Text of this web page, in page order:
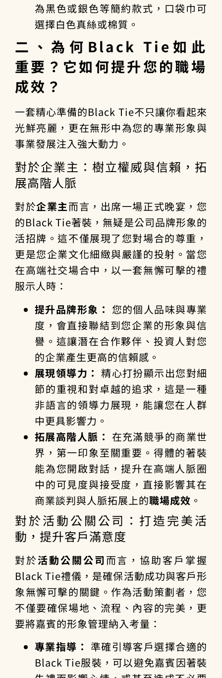
為黑色或銀色等簡約款式，口袋巾可
選擇白色真絲或棉質。
二、為何Black Tie如此
重要？它如何提升您的職場
成效？
一套精心準備的Black Tie不只讓你看起來
光鮮亮麗，更在無形中為您的專業形象與
事業發展注入強大動力。
對於企業主：樹立權威與信賴，拓
展高階人脈
對於企業主而言，出席一場正式晚宴，您
的Black Tie著裝，無疑是公司品牌形象的
活招牌。這不僅展現了您對場合的尊重，
更是您企業文化細緻與嚴謹的投射。當您
在高端社交場合中，以一套無懈可擊的禮
服示人時：
提升品牌形象： 您的個人品味與專業
度，會直接聯結到您企業的形象與信
譽。這讓潛在合作夥伴、投資人對您
的企業產生更高的信賴感。
展現領導力： 精心打扮顯示出您對細
節的重視和對卓越的追求，這是一種
非語言的領導力展現，能讓您在人群
中更具影響力。
拓展高階人脈： 在充滿競爭的商業世
界，第一印象至關重要。得體的著裝
能為您開啟對話，提升在高端人脈圈
中的可見度與接受度，直接影響其在
商業談判與人脈拓展上的職場成效 。
對於活動公關公司：打造完美活
動，提升客戶滿意度
對於活動公關公司而言，協助客戶掌握
Black Tie禮儀，是確保活動成功與客戶形
象無懈可擊的關鍵。作為活動策劃者，您
不僅要確保場地、流程、內容的完美，更
要將嘉賓的形象管理納入考量：
專業指導： 準確引導客戶選擇合適的
Black Tie服裝，可以避免嘉賓因著裝